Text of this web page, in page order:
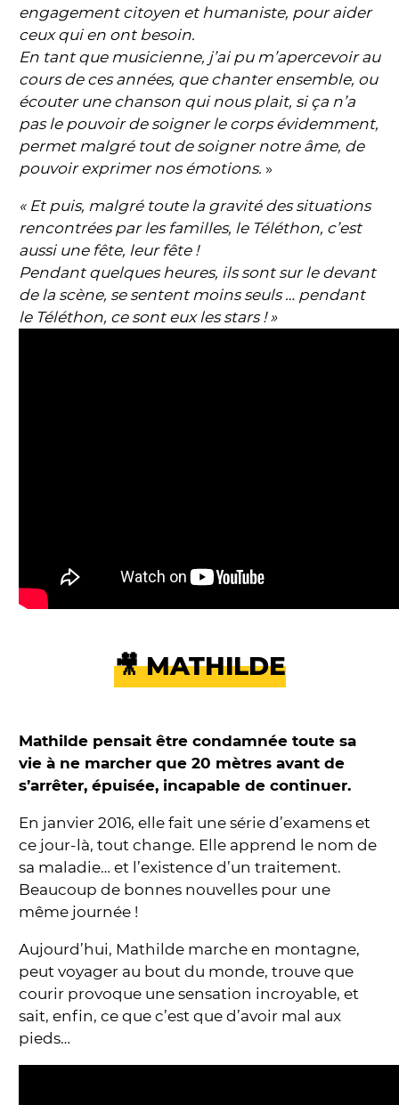
engagement citoyen et humaniste, pour aider
ceux qui en ont besoin.
En tant que musicienne, j’ai pu m’apercevoir au
cours de ces années, que chanter ensemble, ou
écouter une chanson qui nous plait, si ça n’a
pas le pouvoir de soigner le corps évidemment,
permet malgré tout de soigner notre âme, de
pouvoir exprimer nos émotions. »
« Et puis, malgré toute la gravité des situations
rencontrées par les familles, le Téléthon, c’est
aussi une fête, leur fête !
Pendant quelques heures, ils sont sur le devant
de la scène, se sentent moins seuls … pendant
le Téléthon, ce sont eux les stars ! »
🎥 MATHILDE
Mathilde pensait être condamnée toute sa
vie à ne marcher que 20 mètres avant de
s’arrêter, épuisée, incapable de continuer.
En janvier 2016, elle fait une série d’examens et
ce jour-là, tout change. Elle apprend le nom de
sa maladie… et l’existence d’un traitement.
Beaucoup de bonnes nouvelles pour une
même journée !
Aujourd’hui, Mathilde marche en montagne,
peut voyager au bout du monde, trouve que
courir provoque une sensation incroyable, et
sait, enfin, ce que c’est que d’avoir mal aux
pieds…